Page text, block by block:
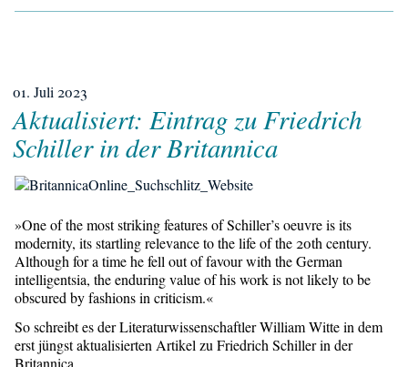
01. Juli 2023
Aktualisiert: Eintrag zu Friedrich
Schiller in der Britannica
»One of the most striking features of Schiller’s oeuvre is its
modernity, its startling relevance to the life of the 20th century.
Although for a time he fell out of favour with the German
intelligentsia, the enduring value of his work is not likely to be
obscured by fashions in criticism.«
So schreibt es der Literaturwissenschaftler William Witte in dem
erst jüngst aktualisierten Artikel zu Friedrich Schiller in der